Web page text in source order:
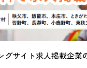
グサイト求人掲載企業